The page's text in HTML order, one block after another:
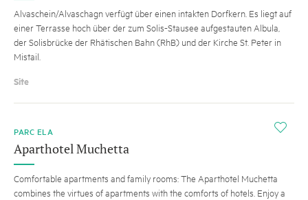
Alvaschein/Alvaschagn verfügt über einen intakten Dorfkern. Es liegt auf
einer Terrasse hoch über der zum Solis-Stausee aufgestauten Albula,
der Solisbrücke der Rhätischen Bahn (RhB) und der Kirche St. Peter in
Mistail.
Site
i
PARC ELA
Aparthotel Muchetta
Comfortable apartments and family rooms: The Aparthotel Muchetta
combines the virtues of apartments with the comforts of hotels. Enjoy a